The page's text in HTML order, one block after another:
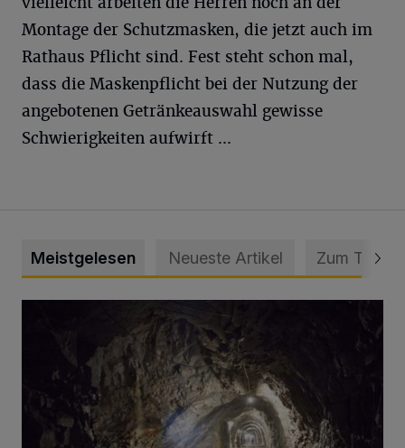
Montage der Schutzmasken, die jetzt auch im
Rathaus Pflicht sind. Fest steht schon mal,
dass die Maskenpflicht bei der Nutzung der
angebotenen Getränkeauswahl gewisse
Schwierigkeiten aufwirft ...
Meistgelesen Neueste Artikel Zum Thema